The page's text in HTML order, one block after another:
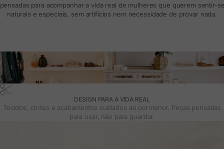
para acompanhar a vida real de mulheres que querem sentir-
naturais e especiais, sem artifícios nem necessidade de provar nada.
DESIGN PARA A VIDA REAL
Tecidos, cortes e acabamentos cuidados ao pormenor. Peças pensadas
para usar, não para guardar.